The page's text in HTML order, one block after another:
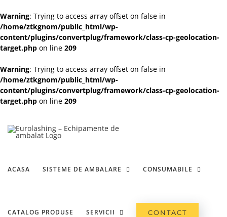
Warning: Trying to access array offset on false in
/home/ztkgnom/public_html/wp-
content/plugins/convertplug/framework/class-cp-geolocation-
target.php on line 209
Warning: Trying to access array offset on false in
/home/ztkgnom/public_html/wp-
content/plugins/convertplug/framework/class-cp-geolocation-
target.php on line 209
content
ACASA SISTEME DE AMBALARE CONSUMABILE
CATALOG PRODUSE SERVICII CONTACT